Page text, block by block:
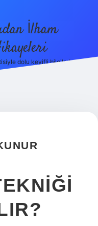
İlham
dolu keyifli bilgiler!